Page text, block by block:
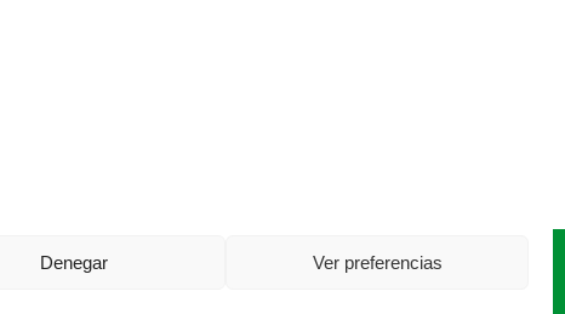
Denegar Ver preferencias